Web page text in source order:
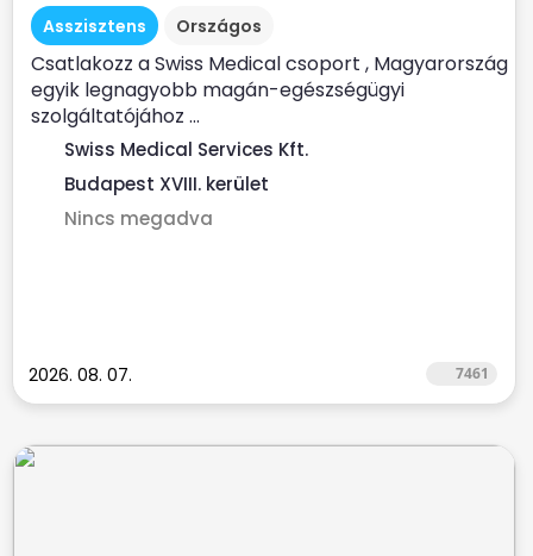
Asszisztens Országos
Csatlakozz a Swiss Medical csoport , Magyarország
egyik legnagyobb magán-egészségügyi
szolgáltatójához ...
Swiss Medical Services Kft.
Budapest XVIII. kerület
Nincs megadva
2026. 08. 07. 7461